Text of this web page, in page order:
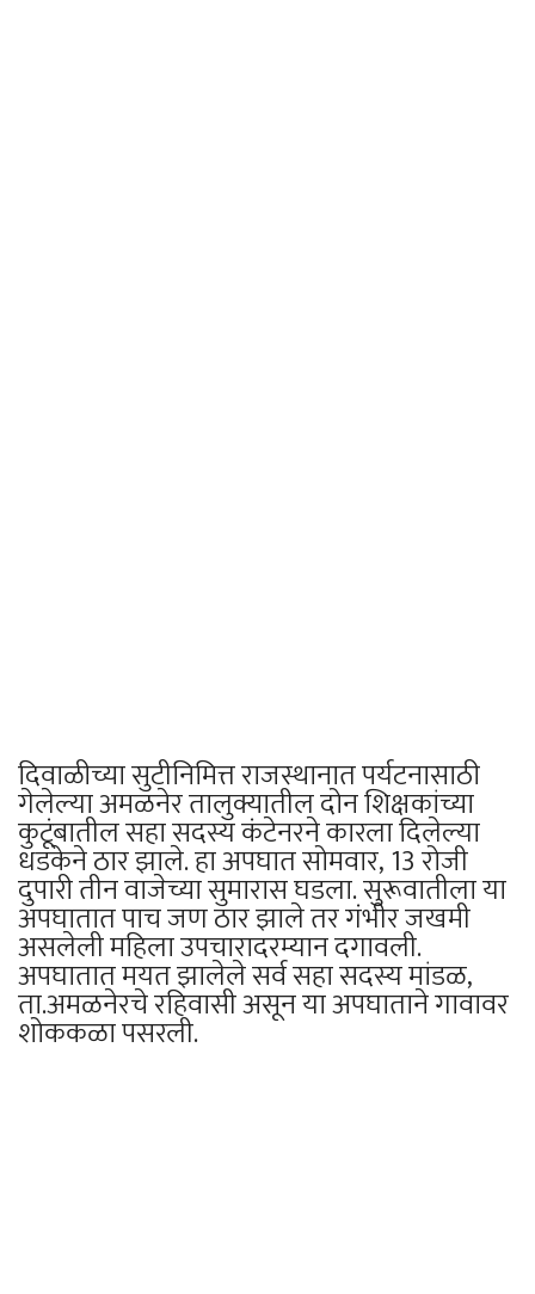
दिवाळीच्या सुटीनिमित्त राजस्थानात पर्यटनासाठी
गेलेल्या अमळनेर तालुक्यातील दोन शिक्षकांच्या
कुटूंबातील सहा सदस्य कंटेनरने कारला दिलेल्या
धडकेने ठार झाले. हा अपघात सोमवार, 13 रोजी
दुपारी तीन वाजेच्या सुमारास घडला. सुरूवातीला या
अपघातात पाच जण ठार झाले तर गंभीर जखमी
असलेली महिला उपचारादरम्यान दगावली.
अपघातात मयत झालेले सर्व सहा सदस्य मांडळ,
ता.अमळनेरचे रहिवासी असून या अपघाताने गावावर
शोककळा पसरली.